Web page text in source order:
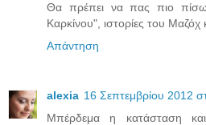
Θα πρέπει να πας πιο
Καρκίνου", ιστορίες του Μαζόχ
Απάντηση
alexia 16 Σεπτεμβρίου 2012
Μπέρδεμα η κατάσταση